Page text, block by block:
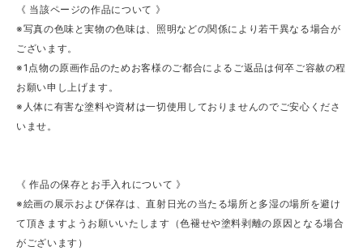
《 当該ページの作品について 》
※写真の色味と実物の色味は、照明などの関係により若干異なる場合が
ございます。
※1点物の原画作品のためお客様のご都合によるご返品は何卒ご容赦の程
お願い申し上げます。
※人体に有害な塗料や資材は一切使用しておりませんのでご安心くださ
いませ。
《 作品の保存とお手入れについて 》
※絵画の展示および保存は、直射日光の当たる場所と多湿の場所を避け
て頂きますようお願いいたします（色褪せや塗料剥離の原因となる場合
がございます）